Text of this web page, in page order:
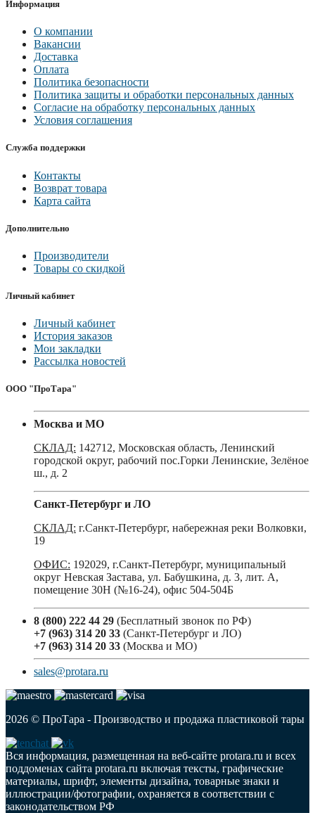
Информация
О компании
Вакансии
Доставка
Оплата
Политика безопасности
Политика защиты и обработки персональных данных
Согласие на обработку персональных данных
Условия соглашения
Служба поддержки
Контакты
Возврат товара
Карта сайта
Дополнительно
Производители
Товары со скидкой
Личный кабинет
Личный кабинет
История заказов
Мои закладки
Рассылка новостей
ООО "ПроТара"
Москва и МО
СКЛАД: 142712, Московская область, Ленинский
городской округ, рабочий пос.Горки Ленинские, Зелёное
ш., д. 2
Санкт-Петербург и ЛО
СКЛАД: г.Санкт-Петербург, набережная реки Волковки,
19
ОФИС: 192029, г.Санкт-Петербург, муниципальный
округ Невская Застава, ул. Бабушкина, д. 3, лит. А,
помещение 30Н (№16-24), офис 504-504Б
8 (800) 222 44 29 (Бесплатный звонок по РФ)
+7 (963) 314 20 33 (Санкт-Петербург и ЛО)
+7 (963) 314 20 33 (Москва и МО)
sales@protara.ru
2026 © ПроТара - Производство и продажа пластиковой тары
Вся информация, размещенная на веб-сайте protara.ru и всех
поддоменах сайта protara.ru включая тексты, графические
материалы, шрифт, элементы дизайна, товарные знаки и
иллюстрации/фотографии, охраняется в соответствии с
законодательством РФ